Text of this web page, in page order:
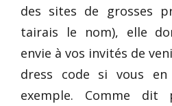
des sites de grosses
tairais le nom), elle
envie à vos invités de
dress code si vous
exemple. Comme dit